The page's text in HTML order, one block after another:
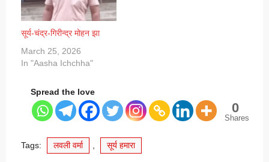
सूर्य-चंद्र-गिरीन्द्र मोहन झा
March 25, 2026
In "Aasha Ichchha"
Spread the love
0
Shares
Tags: लवली वर्मा , सूर्य हमारा